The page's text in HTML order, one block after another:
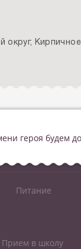
округ,
героя будем
Питание
Прием в школу